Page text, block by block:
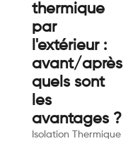
thermique
par
l'extérieur :
avant/après
quels sont
les
avantages ?
Isolation Thermique